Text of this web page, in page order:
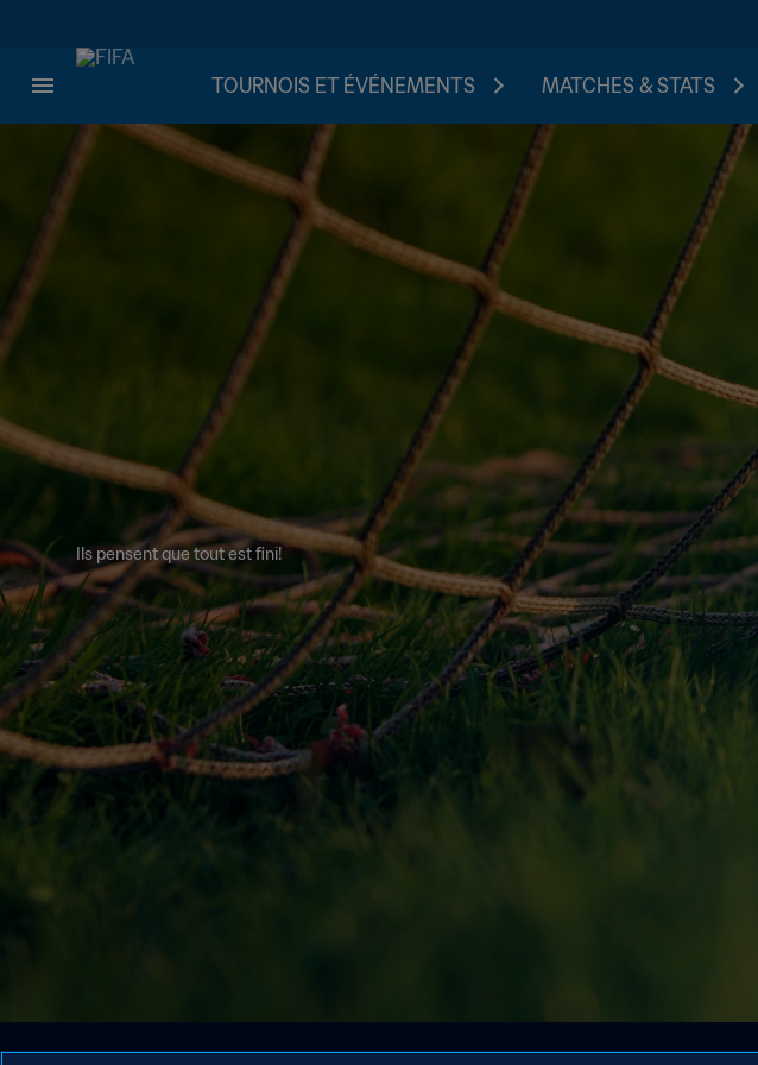
TOURNOIS ET ÉVÉNEMENTS MATCHES & STATS
Ils pensent que tout est fini!